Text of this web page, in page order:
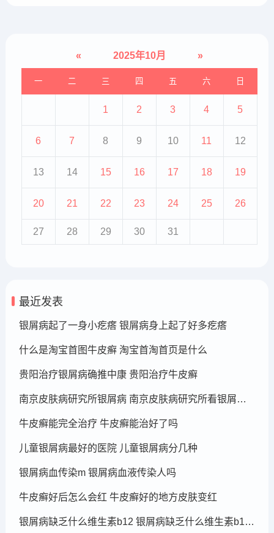
« 2025年10月 »
一 二 三 四 五 六 日
1 2 3 4 5
6 7 8 9 10 11 12
13 14 15 16 17 18 19
20 21 22 23 24 25 26
27 28 29 30 31
最近发表
银屑病起了一身小疙瘩 银屑病身上起了好多疙瘩
什么是淘宝首图牛皮癣 淘宝首淘首页是什么
贵阳治疗银屑病确推中康 贵阳治疗牛皮癣
南京皮肤病研究所银屑病 南京皮肤病研究所看银屑病哪个医生厉害
牛皮癣能完全治疗 牛皮癣能治好了吗
儿童银屑病最好的医院 儿童银屑病分几种
银屑病血传染m 银屑病血液传染人吗
牛皮癣好后怎么会红 牛皮癣好的地方皮肤变红
银屑病缺乏什么维生素b12 银屑病缺乏什么维生素b12可以补充